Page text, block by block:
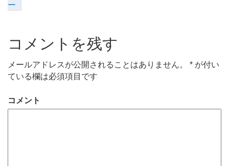
ー
コメントを残す
メールアドレスが公開されることはありません。 * が付い
ている欄は必須項目です
コメント